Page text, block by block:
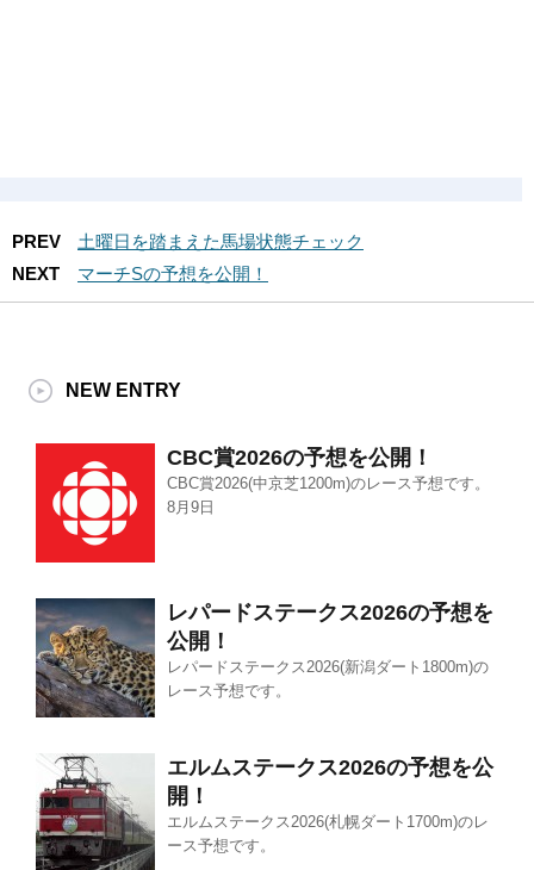
PREV
土曜日を踏まえた馬場状態チェック
NEXT
マーチSの予想を公開！
NEW ENTRY
CBC賞2026の予想を公開！
CBC賞2026(中京芝1200m)のレース予想です。
8月9日
レパードステークス2026の予想を
公開！
レパードステークス2026(新潟ダート1800m)の
レース予想です。
エルムステークス2026の予想を公
開！
エルムステークス2026(札幌ダート1700m)のレ
ース予想です。